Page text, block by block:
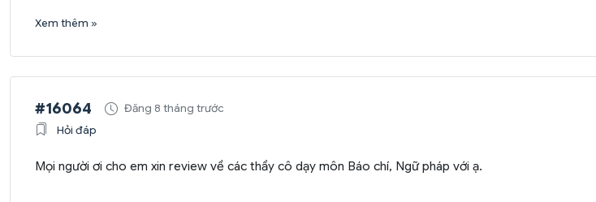
Xem thêm »
#16064
Đăng 8 tháng trước
Hỏi đáp
Mọi người ơi cho em xin review về các thầy cô dạy môn Báo chí, Ngữ pháp với ạ.